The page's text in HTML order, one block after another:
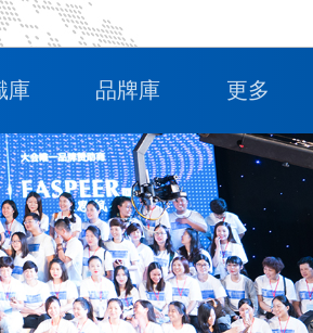
庫 品牌庫 更多